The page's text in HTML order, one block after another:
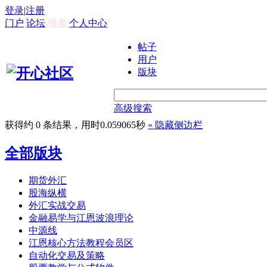
登录|注册
门户 论坛 排盘 个人中心
帖子
用户
版块
高级搜索
获得约 0 条结果，用时0.059065秒 « 隐藏侧边栏
全部版块
期货外汇
股海纵横
外汇实战交易
金融易学与江恩波浪理论
中源线
江恩核心方法教程会员区
自动化交易及策略